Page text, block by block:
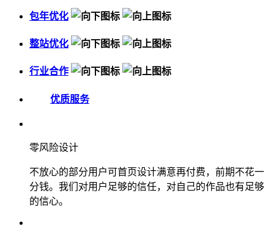
包年优化
整站优化
行业合作
优质服务
零风险设计
不放心的部分用户可首页设计满意再付费，前期不花一
分钱。我们对用户足够的信任，对自己的作品也有足够
的信心。